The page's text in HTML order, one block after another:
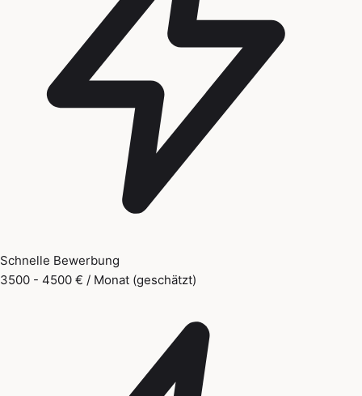
Schnelle Bewerbung
3500 - 4500 € / Monat (geschätzt)